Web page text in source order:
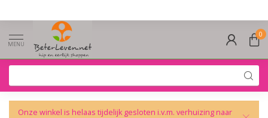
MENU
0
Onze winkel is helaas tijdelijk gesloten i.v.m. verhuizing naar